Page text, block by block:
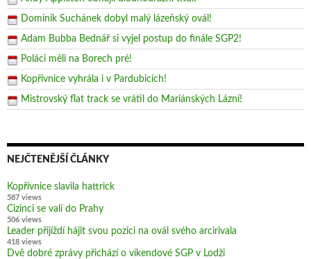
Dominik Suchánek dobyl malý lázeňský ovál!
Adam Bubba Bednář si vyjel postup do finále SGP2!
Poláci měli na Borech pré!
Kopřivnice vyhrála i v Pardubicích!
Mistrovský flat track se vrátil do Mariánských Lázní!
NEJČTENĚJŠÍ ČLÁNKY
Kopřivnice slavila hattrick
587 views
Cizinci se valí do Prahy
506 views
Leader přijíždí hájit svou pozici na ovál svého arcirivala
418 views
Dvě dobré zprávy přichází o víkendové SGP v Lodži